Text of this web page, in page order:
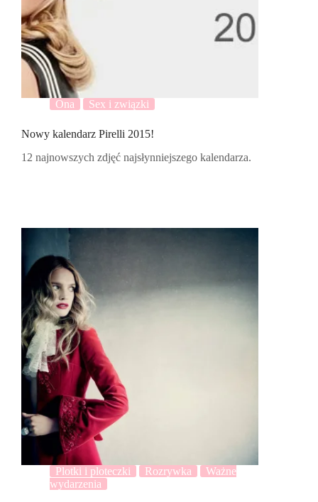
Ona Sex i związki
Nowy kalendarz Pirelli 2015!
12 najnowszych zdjęć najsłynniejszego kalendarza.
Plotki i ploteczki Rozrywka
Ważne
wydarzenia